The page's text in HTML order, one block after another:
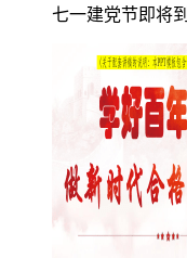
七一建党节即将